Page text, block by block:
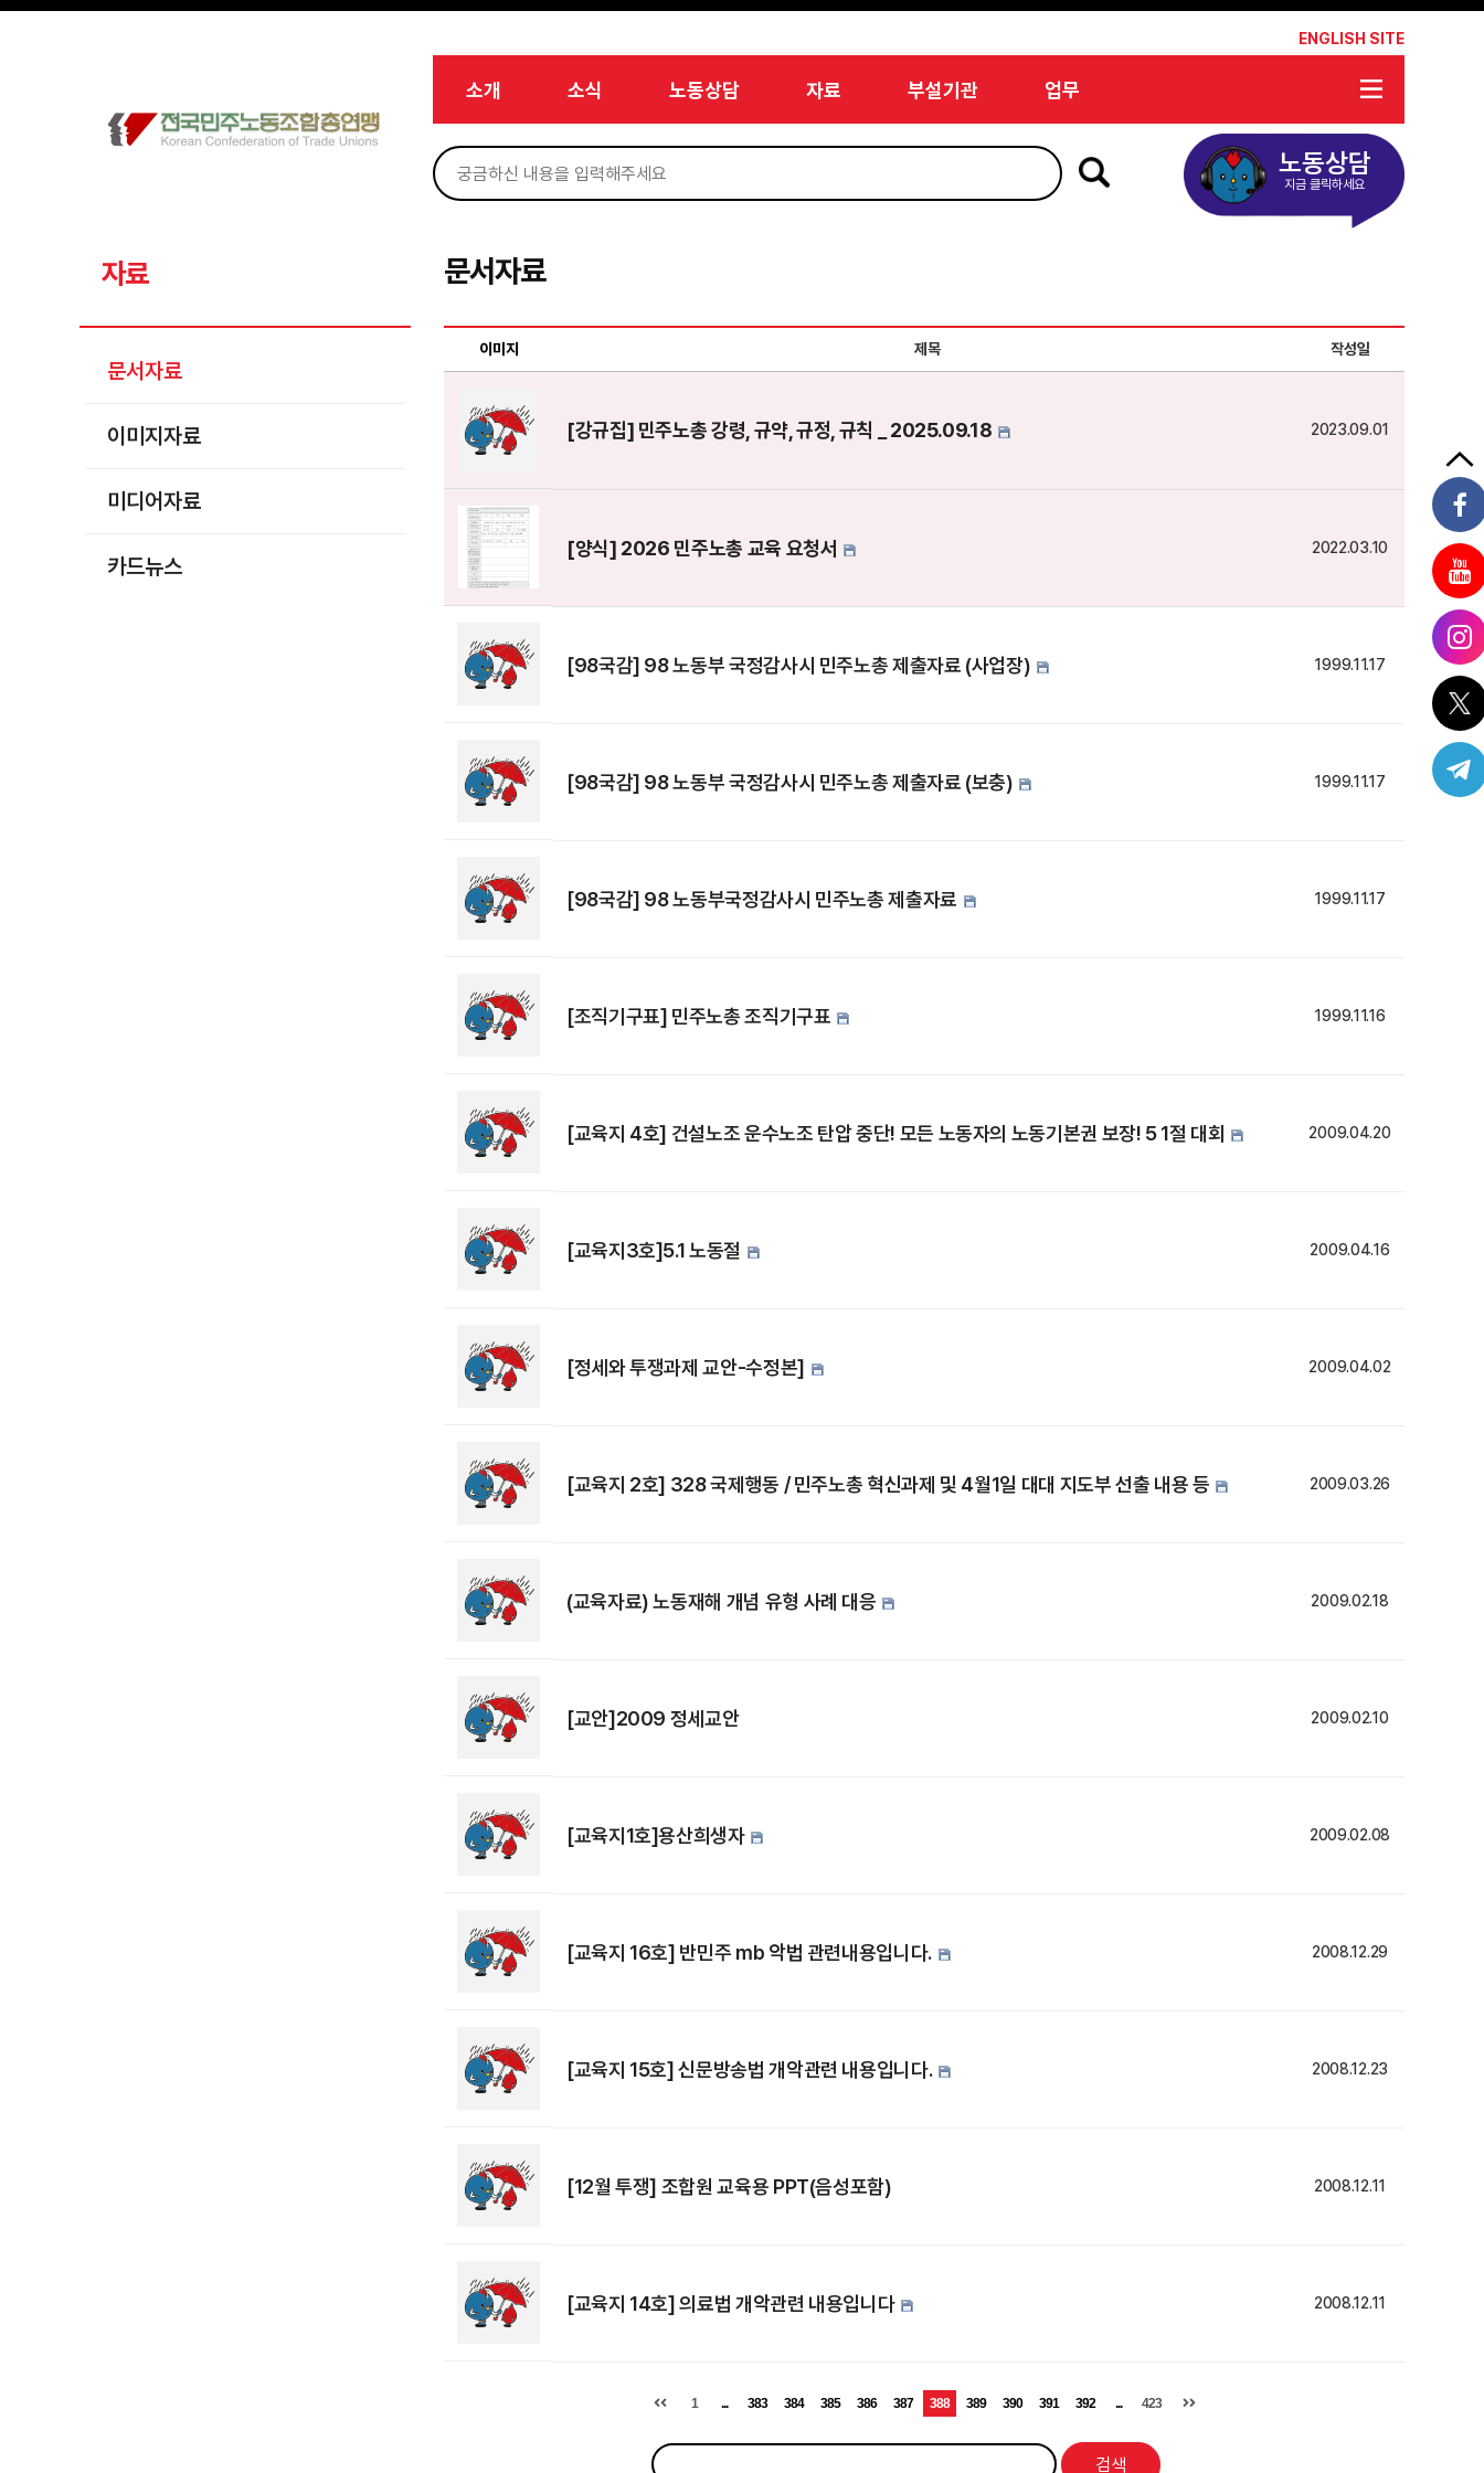
메뉴 건너뛰기
ENGLISH SITE
소개 소식 노동상담 자료 부설기관 업무
노동상담
지금 클릭하세요
자료
문서자료
이미지자료
미디어자료
카드뉴스
문서자료
이미지 제목 작성일
[강규집] 민주노총 강령, 규약, 규정, 규칙 _ 2025.09.18 2023.09.01
[양식] 2026 민주노총 교육 요청서 2022.03.10
[98국감] 98 노동부 국정감사시 민주노총 제출자료 (사업장) 1999.11.17
[98국감] 98 노동부 국정감사시 민주노총 제출자료 (보충) 1999.11.17
[98국감] 98 노동부국정감사시 민주노총 제출자료 1999.11.17
[조직기구표] 민주노총 조직기구표 1999.11.16
[교육지 4호] 건설노조 운수노조 탄압 중단! 모든 노동자의 노동기본권 보장! 5 1절 대회 2009.04.20
[교육지3호]5.1 노동절 2009.04.16
[정세와 투쟁과제 교안-수정본] 2009.04.02
[교육지 2호] 328 국제행동 / 민주노총 혁신과제 및 4월1일 대대 지도부 선출 내용 등 2009.03.26
(교육자료) 노동재해 개념 유형 사례 대응 2009.02.18
[교안]2009 정세교안 2009.02.10
[교육지1호]용산희생자 2009.02.08
[교육지 16호] 반민주 mb 악법 관련내용입니다. 2008.12.29
[교육지 15호] 신문방송법 개악관련 내용입니다. 2008.12.23
[12월 투쟁] 조합원 교육용 PPT(음성포함) 2008.12.11
[교육지 14호] 의료법 개악관련 내용입니다 2008.12.11
1 ... 383 384 385 386 387 388 389 390 391 392 ... 423
검색
Sketchbook5, 스케치북5